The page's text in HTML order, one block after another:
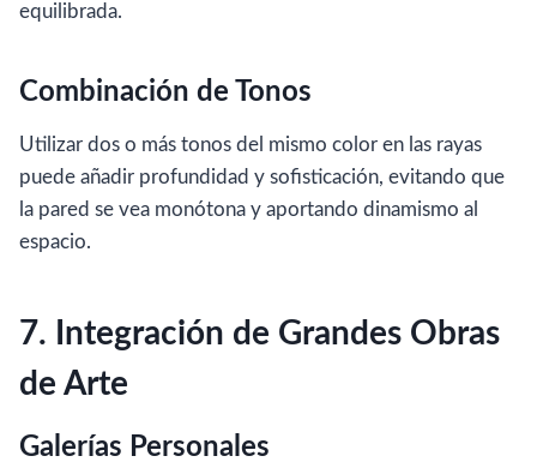
equilibrada.
Combinación de Tonos
Utilizar dos o más tonos del mismo color en las rayas
puede añadir profundidad y sofisticación, evitando que
la pared se vea monótona y aportando dinamismo al
espacio.
7. Integración de Grandes Obras
de Arte
Galerías Personales